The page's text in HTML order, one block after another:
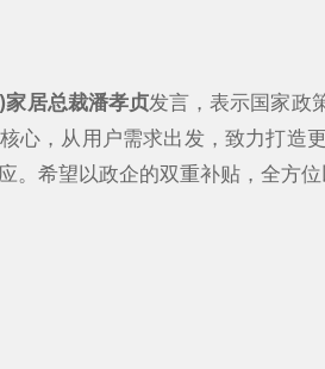
居总裁潘孝贞发言，表示国家政
心，从用户需求出发，致力
。希望以政企的双重补贴，全方